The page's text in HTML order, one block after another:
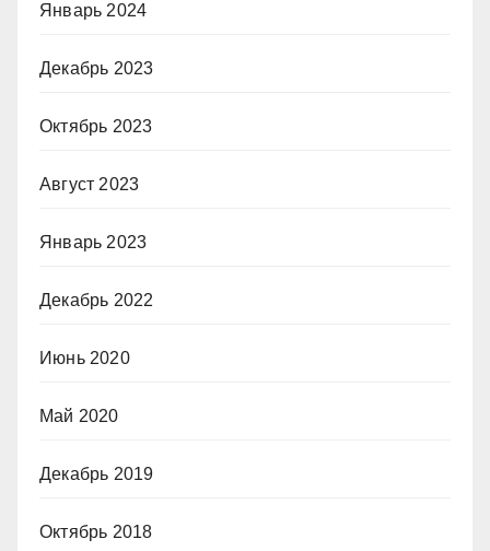
Январь 2024
Декабрь 2023
Октябрь 2023
Август 2023
Январь 2023
Декабрь 2022
Июнь 2020
Май 2020
Декабрь 2019
Октябрь 2018